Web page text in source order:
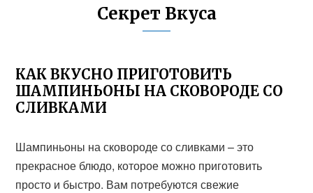
Секрет Вкуса
КАК ВКУСНО ПРИГОТОВИТЬ
ШАМПИНЬОНЫ НА СКОВОРОДЕ СО
СЛИВКАМИ
Шампиньоны на сковороде со сливками – это
прекрасное блюдо, которое можно приготовить
просто и быстро. Вам потребуются свежие